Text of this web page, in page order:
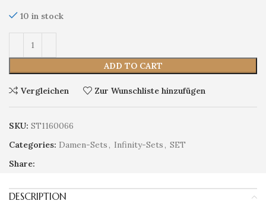
10 in stock
ADD TO CART
Vergleichen Zur Wunschliste hinzufügen
SKU: ST1160066
Categories: Damen-Sets, Infinity-Sets, SET
Share:
DESCRIPTION